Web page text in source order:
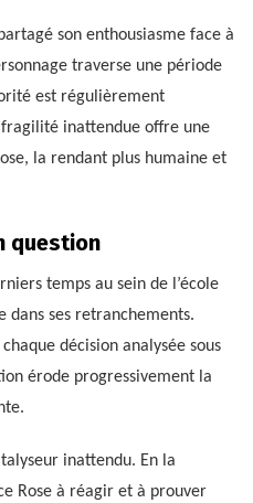
son enthousiasme face à
traverse une période
est régulièrement
fragilité inattendue offre une
la rendant plus humaine et
question
temps au sein de l’école
dans ses retranchements.
décision analysée sous
érode progressivement la
inattendu. En la
Rose à réagir et à prouver